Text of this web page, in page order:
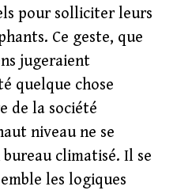
pour solliciter leurs
Ce geste, que
jugeraient
quelque chose
de la société
niveau ne se
climatisé. Il se
les logiques